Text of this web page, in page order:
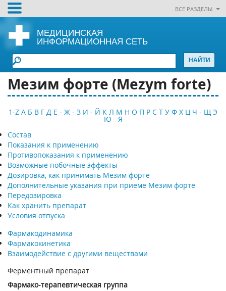
ВСЕ РАЗДЕЛЫ
МЕДИЦИНСКАЯ
ИНФОРМАЦИОННАЯ СЕТЬ
Мезим форте (Mezym forte)
1-Z А Б В Г Д Е - Ж - З И - Й К Л М Н О П Р С Т У Ф Х Ц Ч - Щ Э
Ю - Я
Состав
Показания к применению
Противопоказания к применению
Возможные побочные эффекты
Дозировка, как принимать Мезим форте
Дополнительные указания при приеме Мезим форте
Передозировка
Как хранить препарат
Условия отпуска
Фармакодинамика
Фармакокинетика
Взаимодействие с другими веществами
Ферментный препарат
Фармако-терапевтическая группа